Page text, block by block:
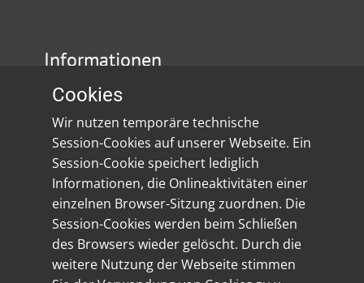
Informationen
Impressum
Datenschutz
Social Media
Cookies
Wir nutzen temporäre technische
Session-Cookies auf unserer Webseite. Ein
Session-Cookie speichert lediglich
Informationen, die Onlineaktivitäten einer
einzelnen Browser-Sitzung zuordnen. Die
Session-Cookies werden beim Schließen
des Browsers wieder gelöscht. Durch die
weitere Nutzung der Webseite stimmen